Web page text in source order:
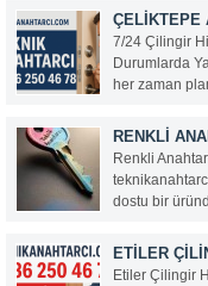
ve zaman
büyük önem
ÇELIKTEPE
7/24 Çilingir
Durumlarda
her zaman
hizmet
RENKLI
Renkli
dostu bir
açısından
anahtarların
ETILER
Etiler Çilingir